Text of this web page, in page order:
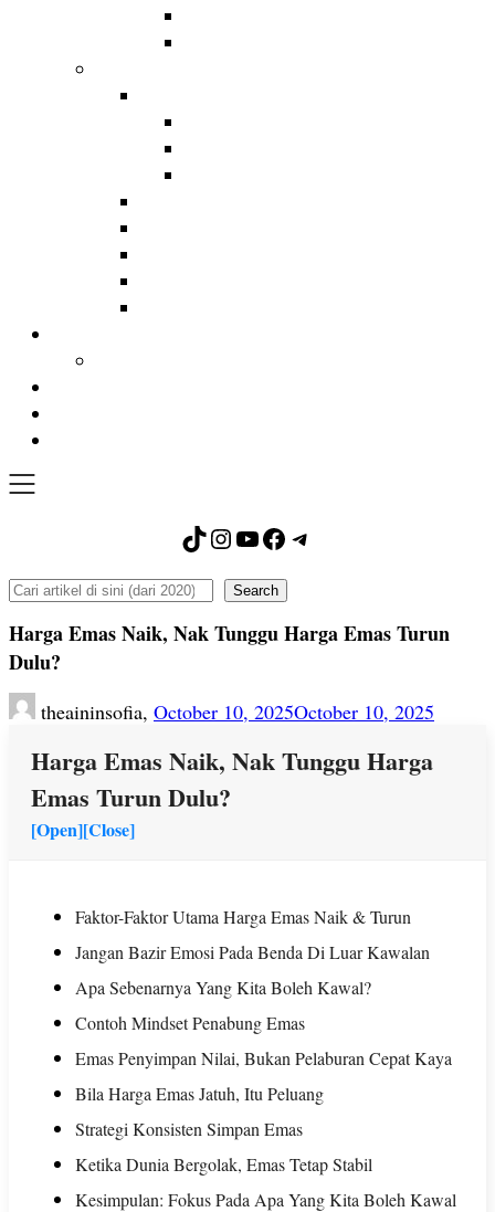
TikTok
Instagram
YouTube
Facebook
Telegram
Search Search
Harga Emas Naik, Nak Tunggu Harga Emas Turun
Dulu?
theaininsofia, October 10, 2025October 10, 2025
Harga Emas Naik, Nak Tunggu Harga
Emas Turun Dulu?
[Open][Close]
Faktor-Faktor Utama Harga Emas Naik & Turun
Jangan Bazir Emosi Pada Benda Di Luar Kawalan
Apa Sebenarnya Yang Kita Boleh Kawal?
Contoh Mindset Penabung Emas
Emas Penyimpan Nilai, Bukan Pelaburan Cepat Kaya
Bila Harga Emas Jatuh, Itu Peluang
Strategi Konsisten Simpan Emas
Ketika Dunia Bergolak, Emas Tetap Stabil
Kesimpulan: Fokus Pada Apa Yang Kita Boleh Kawal